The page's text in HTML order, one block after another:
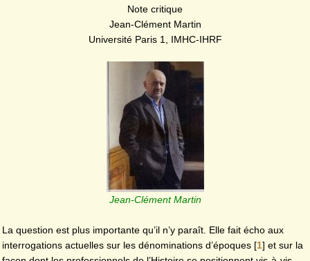
Note critique
Jean-Clément Martin
Université Paris 1, IMHC-IHRF
Jean-Clément Martin
La question est plus importante qu’il n’y paraît. Elle fait écho aux
interrogations actuelles sur les dénominations d’époques [1] et sur la